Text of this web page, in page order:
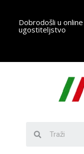
Dobrodošli u
ugostiteljstvo